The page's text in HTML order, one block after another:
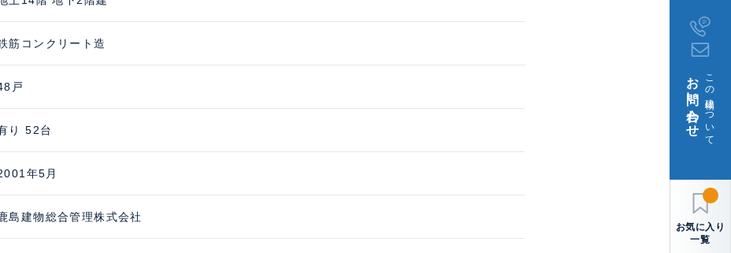
筋コンクリート造
戸
り 52台
年5月
島建物総合管理株式会社
この建物について
お問い合わせ